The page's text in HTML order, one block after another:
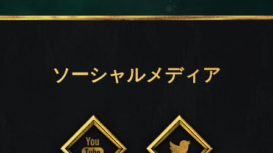
ソーシャルメディア